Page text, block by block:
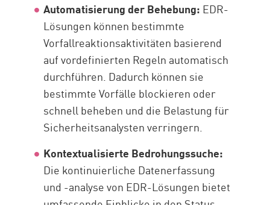
Automatisierung der Behebung: EDR-
Lösungen können bestimmte
Vorfallreaktionsaktivitäten basierend
auf vordefinierten Regeln automatisch
durchführen. Dadurch können sie
bestimmte Vorfälle blockieren oder
schnell beheben und die Belastung für
Sicherheitsanalysten verringern.
Kontextualisierte Bedrohungssuche:
Die kontinuierliche Datenerfassung
und -analyse von EDR-Lösungen bietet